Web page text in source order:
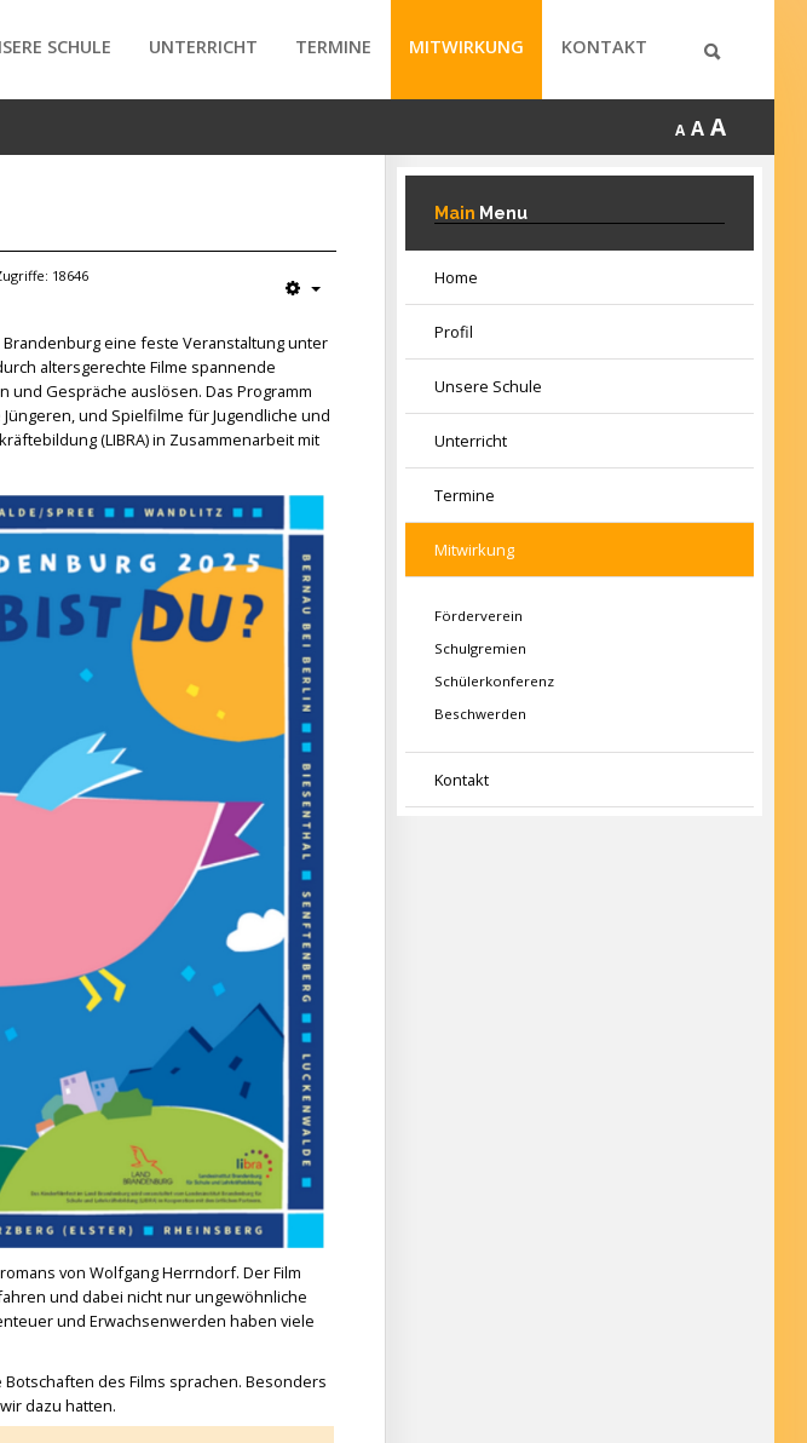
SCHULE UNTERRICHT TERMINE MITWIRKUNG KONTAKT
A A A
18646
Brandenburg eine feste Veranstaltung unter
altersgerechte Filme spannende
Gespräche auslösen. Das Programm
und Spielfilme für Jugendliche und
(LIBRA) in Zusammenarbeit mit
von Wolfgang Herrndorf. Der Film
und dabei nicht nur ungewöhnliche
und Erwachsenwerden haben viele
des Films sprachen. Besonders
dazu hatten.
Main Menu
Home
Profil
Unsere Schule
Unterricht
Termine
Mitwirkung
Förderverein
Schulgremien
Schülerkonferenz
Beschwerden
Kontakt